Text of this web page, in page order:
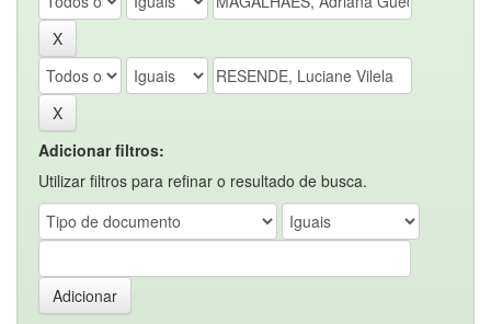
Adicionar filtros:
Utilizar filtros para refinar o resultado de busca.